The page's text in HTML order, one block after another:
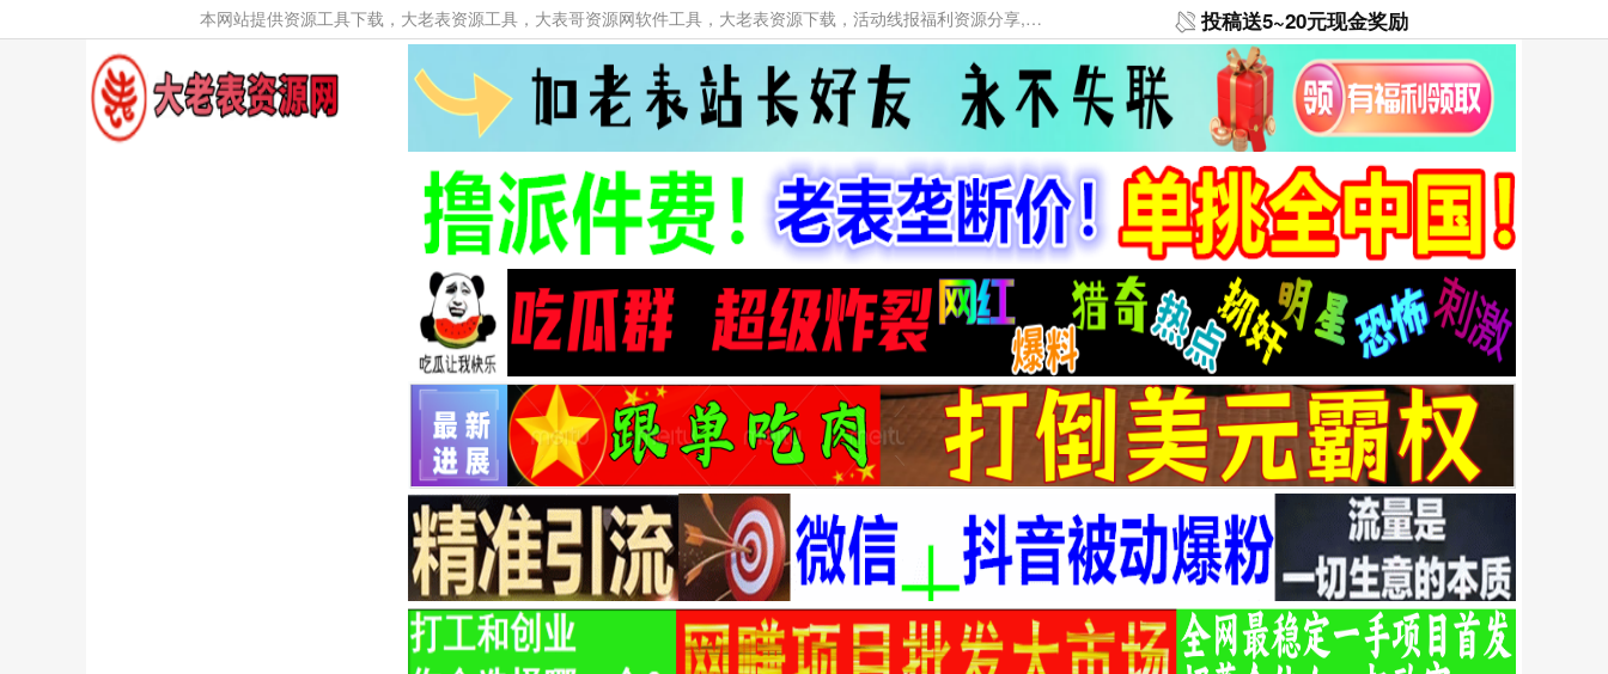
本网站提供资源工具下载，大老表资源工具，大表哥资源网软件工具，大老表资源下载，活动线报福利资源分享,活动线报，大型网游经典游戏，网络热门技术游戏辅助交流与分享。 投稿送5~20元现金奖励